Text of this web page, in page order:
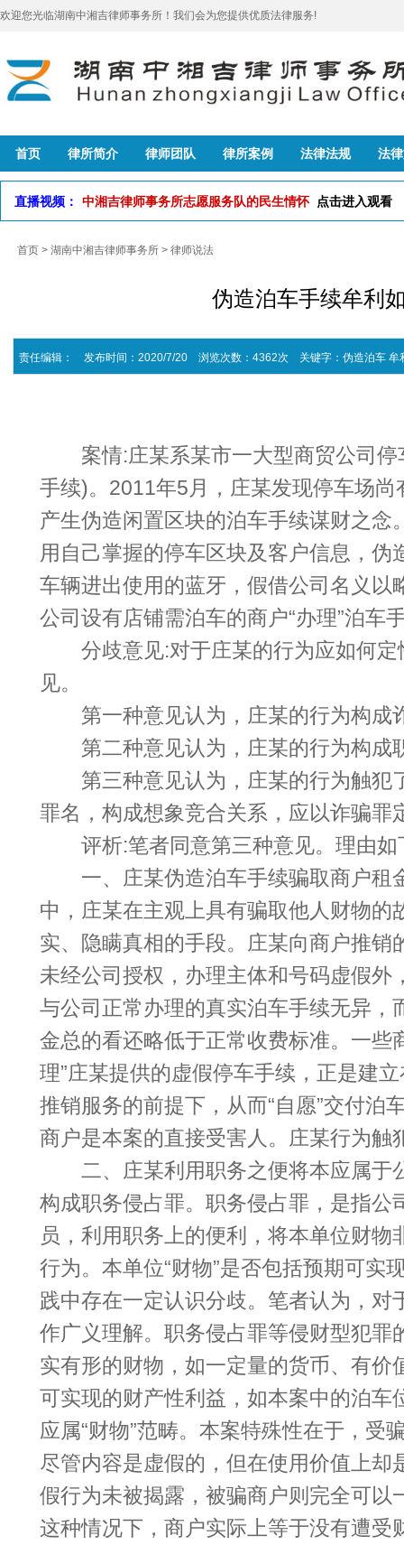
欢迎您光临湖南中湘吉律师事务所！我们会为您提供优质法律服务!
首页 律所简介 律师团队 律所案例 法律法规 法
直播视频： 中湘吉律师事务所志愿服务队的民生情怀 点击进入观看
首页 > 湖南中湘吉律师事务所 > 律师说法
伪造泊车手续牟利
责任编辑： 发布时间：2020/7/20 浏览次数：4362次 关键字： 伪造泊车 牟
案情:庄某系某市一大型商贸公司停
手续)。2011年5月，庄某发现停车场
产生伪造闲置区块的泊车手续谋财之念
用自己掌握的停车区块及客户信息，伪
车辆进出使用的蓝牙，假借公司名义以
公司设有店铺需泊车的商户“办理”泊车
分歧意见:对于庄某的行为应如何定
见。
第一种意见认为，庄某的行为构成
第二种意见认为，庄某的行为构成
第三种意见认为，庄某的行为触犯
罪名，构成想象竞合关系，应以诈骗罪
评析:笔者同意第三种意见。理由如
一、庄某伪造泊车手续骗取商户租
中，庄某在主观上具有骗取他人财物的
实、隐瞒真相的手段。庄某向商户推销
未经公司授权，办理主体和号码虚假外
与公司正常办理的真实泊车手续无异，
金总的看还略低于正常收费标准。一些
理”庄某提供的虚假停车手续，正是建
推销服务的前提下，从而“自愿”交付泊
商户是本案的直接受害人。庄某行为触
二、庄某利用职务之便将本应属于
构成职务侵占罪。职务侵占罪，是指公
员，利用职务上的便利，将本单位财物
行为。本单位“财物”是否包括预期可实
践中存在一定认识分歧。笔者认为，对
作广义理解。职务侵占罪等侵财型犯罪
实有形的财物，如一定量的货币、有价
可实现的财产性利益，如本案中的泊车
应属“财物”范畴。本案特殊性在于，受
尽管内容是虚假的，但在使用价值上却
假行为未被揭露，被骗商户则完全可以
这种情况下，商户实际上等于没有遭受